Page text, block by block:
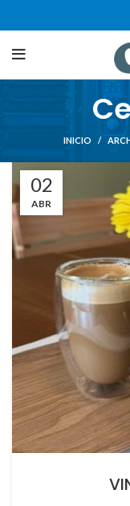
INICIO
02
ABR